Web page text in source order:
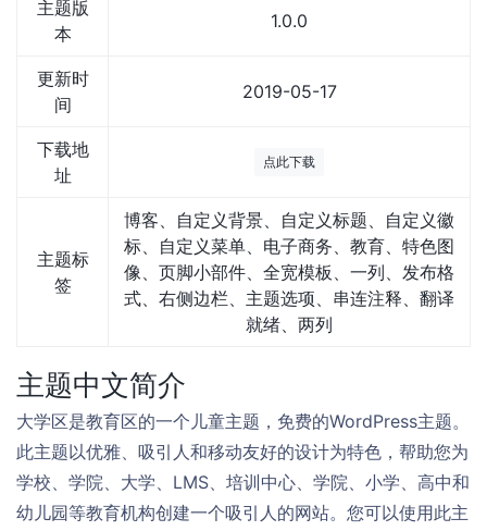
主题版
本
1.0.0
更新时
间
2019-05-17
下载地
址
点此下载
主题标
签
博客、自定义背景、自定义标题、自定义徽
标、自定义菜单、电子商务、教育、特色图
像、页脚小部件、全宽模板、一列、发布格
式、右侧边栏、主题选项、串连注释、翻译
就绪、两列
主题中文简介
大学区是教育区的一个儿童主题，免费的WordPress主题。
此主题以优雅、吸引人和移动友好的设计为特色，帮助您为
学校、学院、大学、LMS、培训中心、学院、小学、高中和
幼儿园等教育机构创建一个吸引人的网站。您可以使用此主